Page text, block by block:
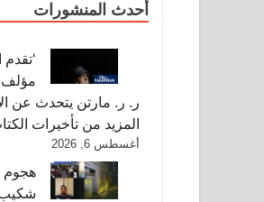
أحدث المنشورات
مؤلف
ر. ر. مارتن يتحدث عن
المزيد من تأخيرات
أغسطس 6, 2026
هجوم